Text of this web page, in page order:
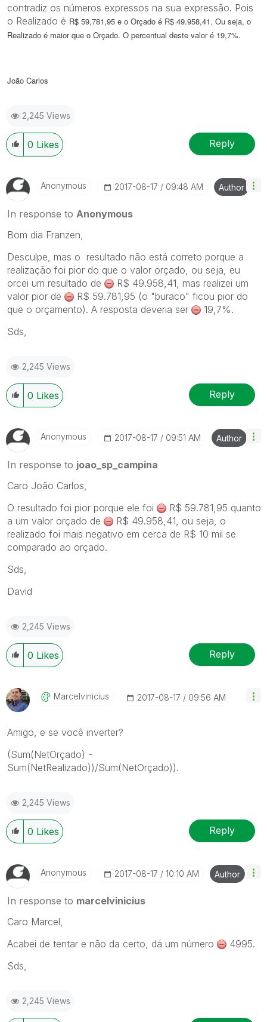
contradiz os números expressos na sua expressão. Pois
o Realizado é R$ 59,781,95 e o Orçado é R$ 49.958,41. Ou seja, o
Realizado é maior que o Orçado. O percentual deste valor é 19,7%.
João Carlos
2,245 Views
0 Likes Reply
Anonymous ‎2017-08-17 09:48 AM Author
In response to Anonymous
Bom dia Franzen,
Desculpe, mas o resultado não está correto porque a
realização foi pior do que o valor orçado, ou seja, eu
orcei um resultado de
R$ 49.958,41, mas realizei um
valor pior de
R$ 59.781,95 (o "buraco" ficou pior do
que o orçamento). A resposta deveria ser
19,7%.
Sds,
2,245 Views
0 Likes Reply
Anonymous ‎2017-08-17 09:51 AM Author
In response to joao_sp_campina
Caro João Carlos,
O resultado foi pior porque ele foi
R$ 59.781,95 quanto
a um valor orçado de
R$ 49.958,41, ou seja, o
realizado foi mais negativo em cerca de R$ 10 mil se
comparado ao orçado.
Sds,
David
2,245 Views
0 Likes Reply
Marcelvinicius ‎2017-08-17 09:56 AM
Amigo, e se você inverter?
(Sum(NetOrçado) -
Sum(NetRealizado))/Sum(NetOrçado)).
2,245 Views
0 Likes Reply
Anonymous ‎2017-08-17 10:10 AM Author
In response to marcelvinicius
Caro Marcel,
Acabei de tentar e não da certo, dá um número
4995.
Sds,
2,245 Views